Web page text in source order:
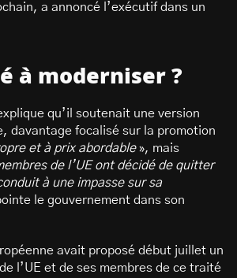
a annoncé l’exécutif dans un
à moderniser ?
qu’il soutenait une version
davantage focalisé sur la promotion
et à prix abordable», mais
de l’UE ont décidé de quitter
à une impasse sur sa
le gouvernement dans son
avait proposé début juillet un
l’UE et de ses membres de ce traité